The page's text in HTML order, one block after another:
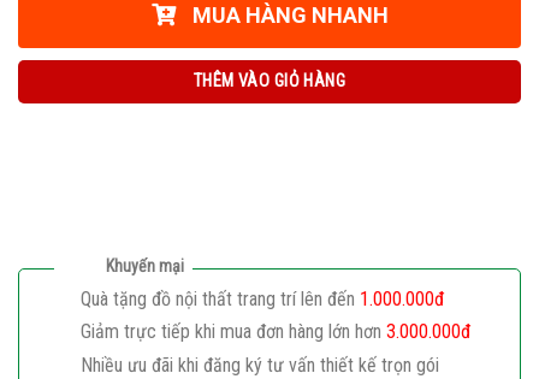
MUA HÀNG NHANH
THÊM VÀO GIỎ HÀNG
Khuyến mại
Quà tặng đồ nội thất trang trí lên đến 1.000.000đ
Giảm trực tiếp khi mua đơn hàng lớn hơn 3.000.000đ
Nhiều ưu đãi khi đăng ký tư vấn thiết kế trọn gói